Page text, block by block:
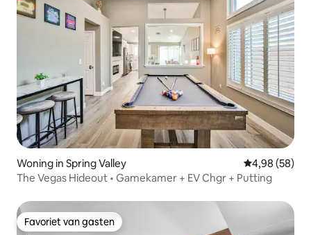
Woning in Spring Valley Gemiddelde
4,98 (58)
The Vegas Hideout • Gamekamer + EV Chgr + Putting
Favoriet van gasten
Favoriet van gasten